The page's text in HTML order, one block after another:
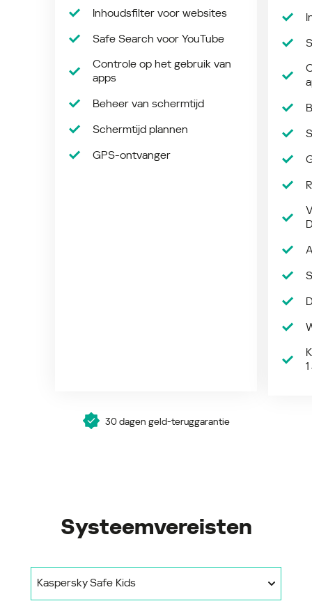
Inhoudsfilter voor websites
Safe Search voor YouTube
Controle op het gebruik van
apps
Beheer van schermtijd
Schermtijd plannen
GPS-ontvanger
30 dagen geld-teruggarantie
Systeemvereisten
Kaspersky Safe Kids